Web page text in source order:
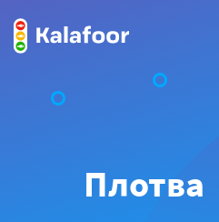
Плотва